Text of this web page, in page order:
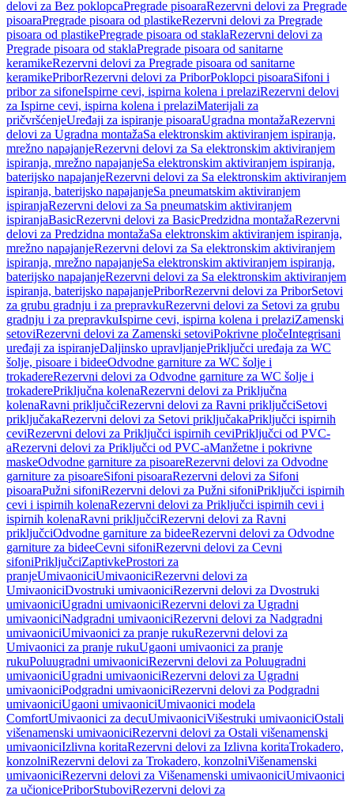
delovi za Bez poklopcaPregrade pisoaraRezervni delovi za Pregrade
pisoaraPregrade pisoara od plastikeRezervni delovi za Pregrade
pisoara od plastikePregrade pisoara od staklaRezervni delovi za
Pregrade pisoara od staklaPregrade pisoara od sanitarne
keramikeRezervni delovi za Pregrade pisoara od sanitarne
keramikePriborRezervni delovi za PriborPoklopci pisoaraSifoni i
pribor za sifoneIspirne cevi, ispirna kolena i prelaziRezervni delovi
za Ispirne cevi, ispirna kolena i prelaziMaterijali za
pričvršćenjeUređaji za ispiranje pisoaraUgradna montažaRezervni
delovi za Ugradna montažaSa elektronskim aktiviranjem ispiranja,
mrežno napajanjeRezervni delovi za Sa elektronskim aktiviranjem
ispiranja, mrežno napajanjeSa elektronskim aktiviranjem ispiranja,
baterijsko napajanjeRezervni delovi za Sa elektronskim aktiviranjem
ispiranja, baterijsko napajanjeSa pneumatskim aktiviranjem
ispiranjaRezervni delovi za Sa pneumatskim aktiviranjem
ispiranjaBasicRezervni delovi za BasicPredzidna montažaRezervni
delovi za Predzidna montažaSa elektronskim aktiviranjem ispiranja,
mrežno napajanjeRezervni delovi za Sa elektronskim aktiviranjem
ispiranja, mrežno napajanjeSa elektronskim aktiviranjem ispiranja,
baterijsko napajanjeRezervni delovi za Sa elektronskim aktiviranjem
ispiranja, baterijsko napajanjePriborRezervni delovi za PriborSetovi
za grubu gradnju i za prepravkuRezervni delovi za Setovi za grubu
gradnju i za prepravkuIspirne cevi, ispirna kolena i prelaziZamenski
setoviRezervni delovi za Zamenski setoviPokrivne pločeIntegrisani
uređaji za ispiranjeDaljinsko upravljanjePriključci uređaja za WC
šolje, pisoare i bideeOdvodne garniture za WC šolje i
trokadereRezervni delovi za Odvodne garniture za WC šolje i
trokaderePriključna kolenaRezervni delovi za Priključna
kolenaRavni priključciRezervni delovi za Ravni priključciSetovi
priključakaRezervni delovi za Setovi priključakaPriključci ispirnih
ceviRezervni delovi za Priključci ispirnih ceviPriključci od PVC-
aRezervni delovi za Priključci od PVC-aManžetne i pokrivne
maskeOdvodne garniture za pisoareRezervni delovi za Odvodne
garniture za pisoareSifoni pisoaraRezervni delovi za Sifoni
pisoaraPužni sifoniRezervni delovi za Pužni sifoniPriključci ispirnih
cevi i ispirnih kolenaRezervni delovi za Priključci ispirnih cevi i
ispirnih kolenaRavni priključciRezervni delovi za Ravni
priključciOdvodne garniture za bideeRezervni delovi za Odvodne
garniture za bideeCevni sifoniRezervni delovi za Cevni
sifoniPriključciZaptivkeProstori za
pranjeUmivaoniciUmivaoniciRezervni delovi za
UmivaoniciDvostruki umivaoniciRezervni delovi za Dvostruki
umivaoniciUgradni umivaoniciRezervni delovi za Ugradni
umivaoniciNadgradni umivaoniciRezervni delovi za Nadgradni
umivaoniciUmivaonici za pranje rukuRezervni delovi za
Umivaonici za pranje rukuUgaoni umivaonici za pranje
rukuPoluugradni umivaoniciRezervni delovi za Poluugradni
umivaoniciUgradni umivaoniciRezervni delovi za Ugradni
umivaoniciPodgradni umivaoniciRezervni delovi za Podgradni
umivaoniciUgaoni umivaoniciUmivaonici modela
ComfortUmivaonici za decuUmivaoniciVišestruki umivaoniciOstali
višenamenski umivaoniciRezervni delovi za Ostali višenamenski
umivaoniciIzlivna koritaRezervni delovi za Izlivna koritaTrokadero,
konzolniRezervni delovi za Trokadero, konzolniVišenamenski
umivaoniciRezervni delovi za Višenamenski umivaoniciUmivaonici
za učionicePriborStuboviRezervni delovi za